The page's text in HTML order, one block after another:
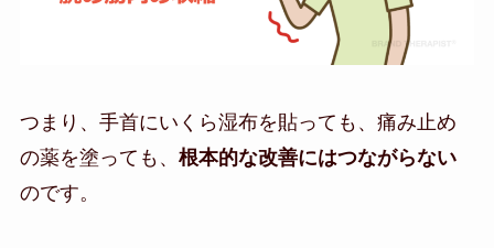
つまり、手首にいくら湿布を貼っても、痛み止め
の薬を塗っても、 根本的な改善にはつながらない
のです。